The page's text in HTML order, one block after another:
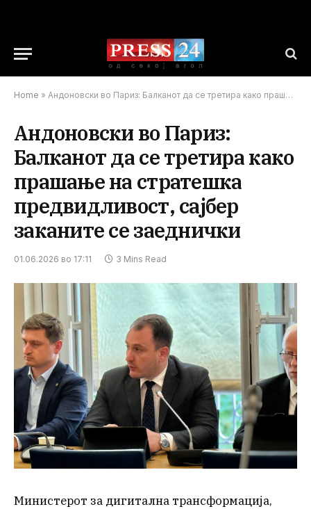
Home » Андоновски во Париз: Балканот да се третира како прашање на стратешка предвидливост, сајбер заканите се заеднички
Андоновски во Париз:
Балканот да се третира како
прашање на стратешка
предвидливост, сајбер
заканите се заеднички
01.06.2026 во 17:11 3 Mins Read
Министерот за дигитална трансформација,